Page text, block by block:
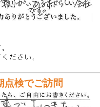
点検でご訪問